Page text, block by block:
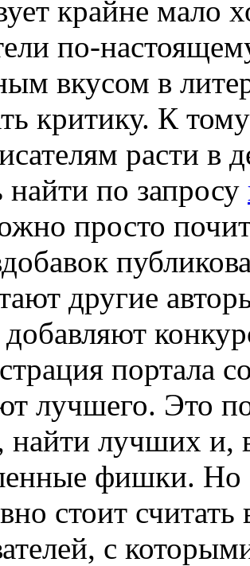
крайне мало
по-
вкусом в
критику. К
расти в
найти по запросу
просто
другие
портала
лучшего. Это
лучших и,
фишки.
стоит
с